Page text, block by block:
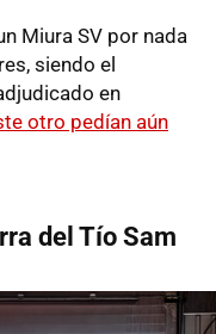
Miura SV por nada
siendo el
en
otro pedían aún
del Tío Sam